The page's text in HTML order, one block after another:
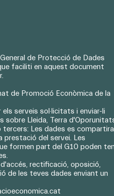
de Protecció de Dades
faciliti en aquest document
de Promoció Econòmica de la
serveis sol·licitats i enviar-li
sobre Lleida, Terra
Les dades es
prestació del servei. Les
formen part del G10 poden
rectiﬁcació, oposició,
de les teves dades enviant un